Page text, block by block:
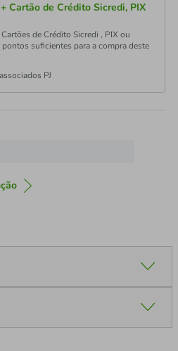
Cartão de Crédito Sicredi, PIX
de Crédito Sicredi , PIX ou
suficientes para a compra deste
PJ